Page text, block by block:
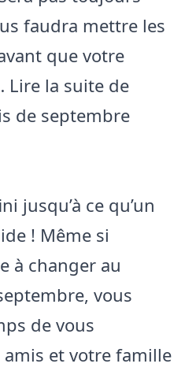
faudra mettre les
que votre
Lire la suite de
de septembre
jusqu’à ce qu’un
! Même si
à changer au
vous
de vous
amis et votre famille